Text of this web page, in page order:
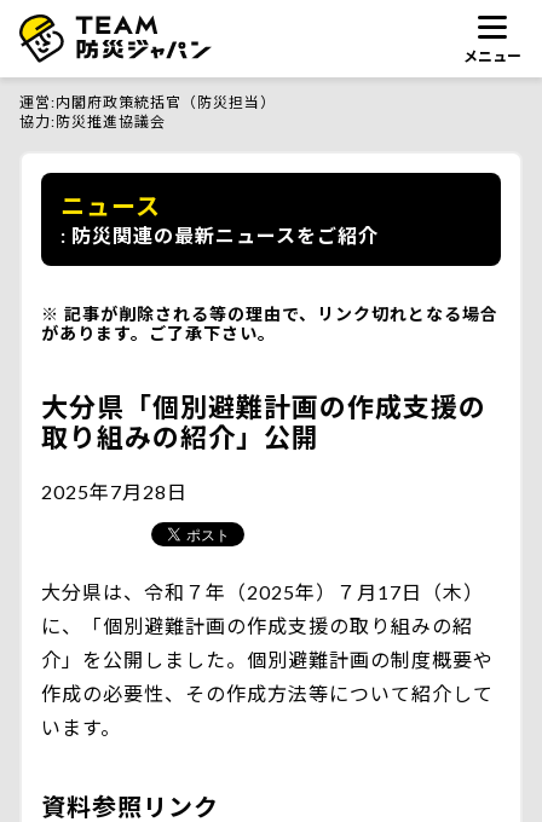
メニュー
運営 内閣府政策統括官（防災担当）
協力 防災推進協議会
ニュース
防災関連の最新ニュースをご紹介
記事が削除される等の理由で、リンク切れとなる場合
があります。ご了承下さい。
大分県「個別避難計画の作成支援の
取り組みの紹介」公開
2025年7月28日
大分県は、令和７年（2025年）７月17日（木）
に、「個別避難計画の作成支援の取り組みの紹
介」を公開しました。個別避難計画の制度概要や
作成の必要性、その作成方法等について紹介して
います。
資料参照リンク